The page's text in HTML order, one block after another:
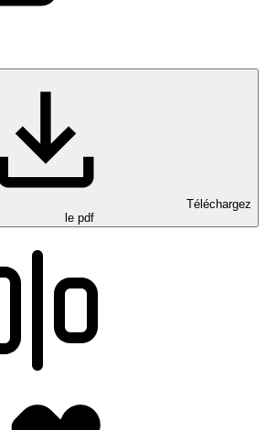
Téléchargez
le pdf